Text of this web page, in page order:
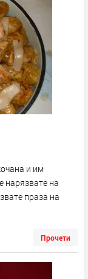
и им
нарязвате на
праза на
Прочети